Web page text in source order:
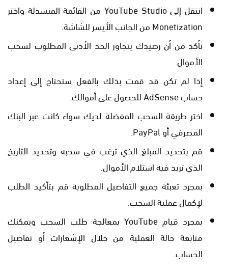
انتقل إلى YouTube Studio من القائمة المنسدلة واختر
Monetization من الجانب الأيسر للشاشة.
تأكد من أن رصيدك يتجاوز الحد الأدنى المطلوب لسحب
الأموال.
إذا لم تكن قد قمت بذلك بالفعل ستحتاج إلى إعداد
حساب AdSense للحصول على أموالك.
اختر طريقة السحب المفضلة لديك سواء كانت عبر البنك
المصرفي أو PayPal.
قم بتحديد المبلغ الذي ترغب في سحبه وتحديد التاريخ
الذي تريد فيه استلام الأموال.
بمجرد تعبئة جميع التفاصيل المطلوبة قم بتأكيد الطلب
لإكمال عملية السحب.
بمجرد قيام YouTube بمعالجة طلب السحب ويمكنك
متابعة حالة العملية من خلال الإشعارات أو تفاصيل
الحساب.